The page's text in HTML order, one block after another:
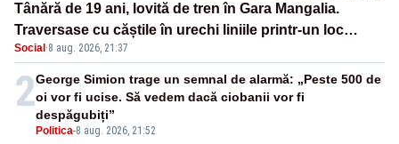
Tânără de 19 ani, lovită de tren în Gara Mangalia.
Traversase cu căștile în urechi liniile printr-un loc
nepermis
Social ·8 aug. 2026, 21:37
2
Politica-8 aug. 2026, 21:52
George Simion trage un semnal de alarmă: „Peste 500 de
oi vor fi ucise. Să vedem dacă ciobanii vor fi
despăgubiți”